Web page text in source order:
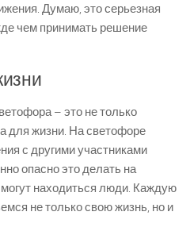
Думаю, это серьезная
чем принимать решение
– это не только
для жизни. На светофоре
с другими участниками
опасно это делать на
находиться люди. Каждую
не только свою жизнь, но и